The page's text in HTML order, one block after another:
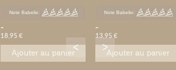
Note Babelio:
-
18,95 €
Ajouter au panier
Note Babelio:
-
13,95 €
Ajouter au panier